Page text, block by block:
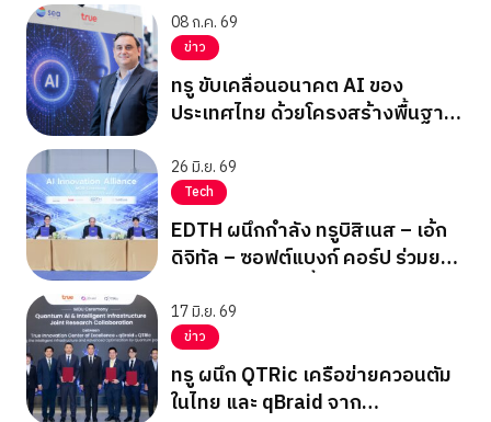
08 ก.ค. 69
ข่าว
ทรู ขับเคลื่อนอนาคต AI ของ
ประเทศไทย ด้วยโครงสร้างพื้นฐาน
Compute
26 มิ.ย. 69
Tech
EDTH ผนึกกำลัง ทรูบิสิเนส – เอ้ก
ดิจิทัล – ซอฟต์แบงก์ คอร์ป ร่วมยก
เทคโนโลยี
17 มิ.ย. 69
ข่าว
ทรู ผนึก QTRic เครือข่ายควอนตัม
ในไทย และ qBraid จาก